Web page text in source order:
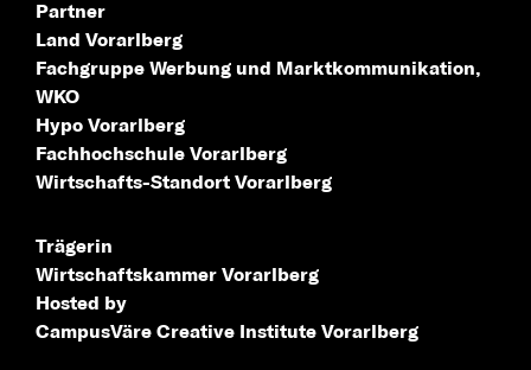
Partner
Land Vorarlberg
Fachgruppe Werbung und Marktkommunikation,
WKO
Hypo Vorarlberg
Fachhochschule Vorarlberg
Wirtschafts-Standort Vorarlberg
Trägerin
Wirtschaftskammer Vorarlberg
Hosted by
CampusVäre Creative Institute Vorarlberg